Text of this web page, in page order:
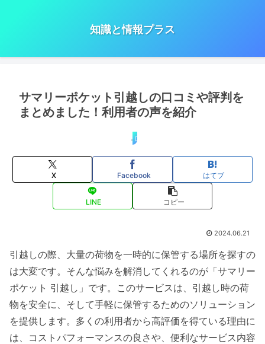
知識と情報プラス
サマリーポケット引越しの口コミや評判を
まとめました！利用者の声を紹介
口コミ・評判
X Facebook はてブ
LINE コピー
2024.06.21
引越しの際、大量の荷物を一時的に保管する場所を探すの
は大変です。そんな悩みを解消してくれるのが「サマリー
ポケット 引越し」です。このサービスは、引越し時の荷
物を安全に、そして手軽に保管するためのソリューション
を提供します。多くの利用者から高評価を得ている理由に
は、コストパフォーマンスの良さや、便利なサービス内容